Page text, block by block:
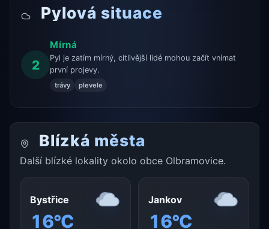
Pylová situace
2
Mírná
Pyl je zatím mírný, citlivější lidé mohou začít vnímat
první projevy.
trávy plevele
Blízká města
Další blízké lokality okolo obce Olbramovice.
Bystřice
16°C
Jankov
16°C